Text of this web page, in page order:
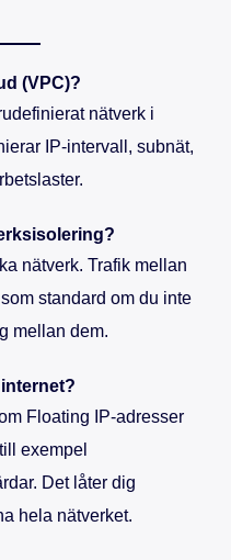
(VPC)?
nätverk i
IP-intervall, subnät,
nätverk. Trafik mellan
standard om du inte
mellan dem.
Floating IP-adresser
exempel
Det låter dig
hela nätverket.